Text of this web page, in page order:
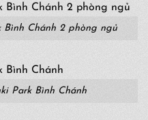
Chánh 2 phòng ngủ
Park Bình Chánh